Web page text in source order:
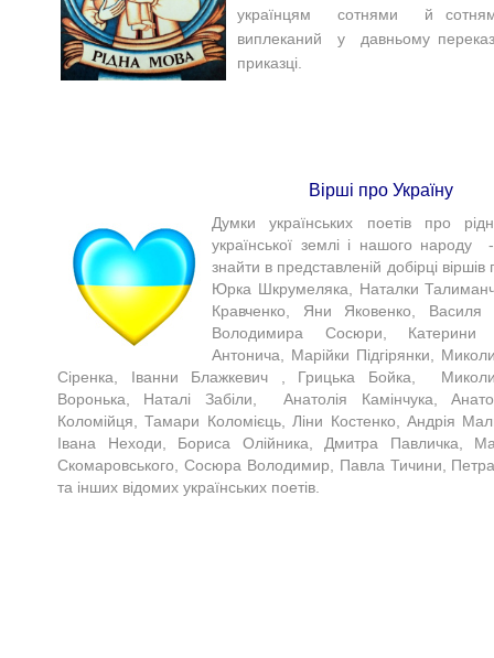
українцям сотнями й
виплеканий у давньому
приказці.
Вірші про Україну
Думки українських поетів про
української землі і нашого народу
знайти в представленій добірці
Юрка Шкрумеляка, Наталки
Кравченко, Яни Яковенко,
Володимира Сосюри, Катерини
Антонича, Марійки Підгірянки,
Сіренка, Іванни Блажкевич , Грицька Бойка, Миколи
Воронька, Наталі Забіли, Анатолія Камінчука,
Коломійця, Тамари Коломієць, Ліни Костенко, Андрія
Івана Неходи, Бориса Олійника, Дмитра Павличка,
Скомаровського, Сосюра Володимир, Павла Тичини,
та інших відомих українських поетів.